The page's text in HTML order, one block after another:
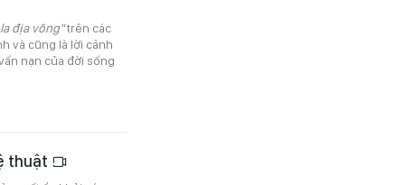
địa võng"trên các
và cũng là lời cảnh
nạn của đời sống
thuật